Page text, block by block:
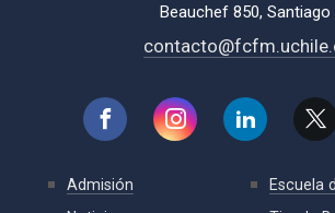
Beauchef 850, Santiago
Admisión
Escuela